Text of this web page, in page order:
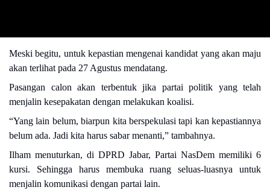
Meski begitu, untuk kepastian mengenai kandidat yang akan maju
akan terlihat pada 27 Agustus mendatang.
Pasangan calon akan terbentuk jika partai politik yang telah
menjalin kesepakatan dengan melakukan koalisi.
“Yang lain belum, biarpun kita berspekulasi tapi kan kepastiannya
belum ada. Jadi kita harus sabar menanti,” tambahnya.
Ilham menuturkan, di DPRD Jabar, Partai NasDem memiliki 6
kursi. Sehingga harus membuka ruang seluas-luasnya untuk
menjalin komunikasi dengan partai lain.